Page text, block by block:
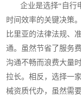
企业是选择“自行申
时间效率的关键决策
比里亚的法律法规、
通。虽然节省了服务
沟通不畅而浪费大量
拉长。相反，选择一
械资质代办，虽然需